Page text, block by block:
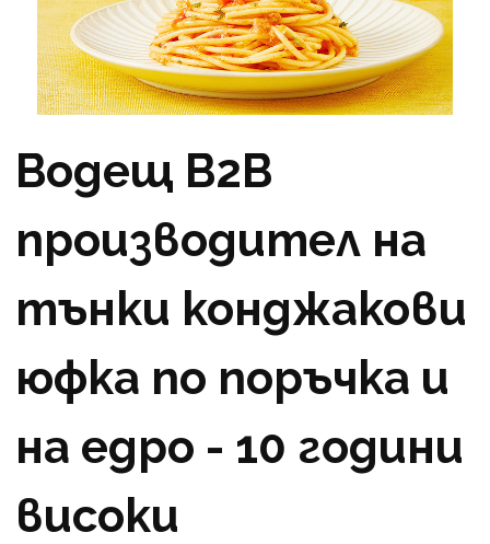
Водещ B2B
производител на
тънки конджакови
юфка по поръчка и
на едро - 10 години
високи